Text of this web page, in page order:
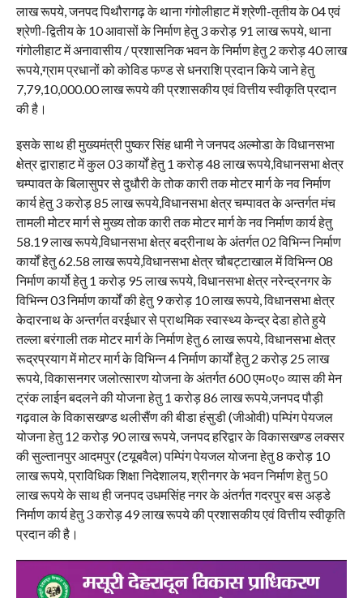
लाख रूपये, जनपद पिथौरागढ़ के थाना गंगोलीहाट में श्रेणी-तृतीय के 04 एवं
श्रेणी-द्वितीय के 10 आवासों के निर्माण हेतु 3 करोड़ 91 लाख रूपये, थाना
गंगोलीहाट में अनावासीय / प्रशासनिक भवन के निर्माण हेतु 2 करोड़ 40 लाख
रूपये,ग्राम प्रधानों को कोविड फण्ड से धनराशि प्रदान किये जाने हेतु
7,79,10,000.00 लाख रूपये की प्रशासकीय एवं वित्तीय स्वीकृति प्रदान
की है।
इसके साथ ही मुख्यमंत्री पुष्कर सिंह धामी ने जनपद अल्मोडा के विधानसभा
क्षेत्र द्वाराहाट में कुल 03 कार्यों हेतु 1 करोड़ 48 लाख रूपये,विधानसभा क्षेत्र
चम्पावत के बिलासुपर से दुधौरी के तोक कारी तक मोटर मार्ग के नव निर्माण
कार्य हेतु 3 करोड़ 85 लाख रूपये,विधानसभा क्षेत्र चम्पावत के अन्तर्गत मंच
तामली मोटर मार्ग से मुख्य तोक कारी तक मोटर मार्ग के नव निर्माण कार्य हेतु
58.19 लाख रूपये,विधानसभा क्षेत्र बद्रीनाथ के अंतर्गत 02 विभिन्न निर्माण
कार्यों हेतु 62.58 लाख रूपये,विधानसभा क्षेत्र चौबट्टाखाल में विभिन्न 08
निर्माण कार्यो हेतु 1 करोड़ 95 लाख रूपये, विधानसभा क्षेत्र नरेन्द्रनगर के
विभिन्न 03 निर्माण कार्यों की हेतु 9 करोड़ 10 लाख रूपये, विधानसभा क्षेत्र
केदारनाथ के अन्तर्गत वरईधार से प्राथमिक स्वास्थ्य केन्द्र देडा होते हुये
तल्ला बरंगाली तक मोटर मार्ग के निर्माण हेतु 6 लाख रूपये, विधानसभा क्षेत्र
रूद्रप्रयाग में मोटर मार्ग के विभिन्न 4 निर्माण कार्यों हेतु 2 करोड़ 25 लाख
रूपये, विकासनगर जलोत्सारण योजना के अंतर्गत 600 एम०ए० व्यास की मेन
ट्रंक लाईन बदलने की योजना हेतु 1 करोड़ 86 लाख रूपये,जनपद पौड़ी
गढ़वाल के विकासखण्ड थलीसैंण की बीडा हंसुडी (जीओवी) पम्पिंग पेयजल
योजना हेतु 12 करोड़ 90 लाख रूपये, जनपद हरिद्वार के विकासखण्ड लक्सर
की सुल्तानपुर आदमपुर (टयूबवैल) पम्पिंग पेयजल योजना हेतु 8 करोड़ 10
लाख रूपये, प्राविधिक शिक्षा निदेशालय, श्रीनगर के भवन निर्माण हेतु 50
लाख रूपये के साथ ही जनपद उधमसिंह नगर के अंतर्गत गदरपुर बस अड्डे
निर्माण कार्य हेतु 3 करोड़ 49 लाख रूपये की प्रशासकीय एवं वित्तीय स्वीकृति
प्रदान की है।